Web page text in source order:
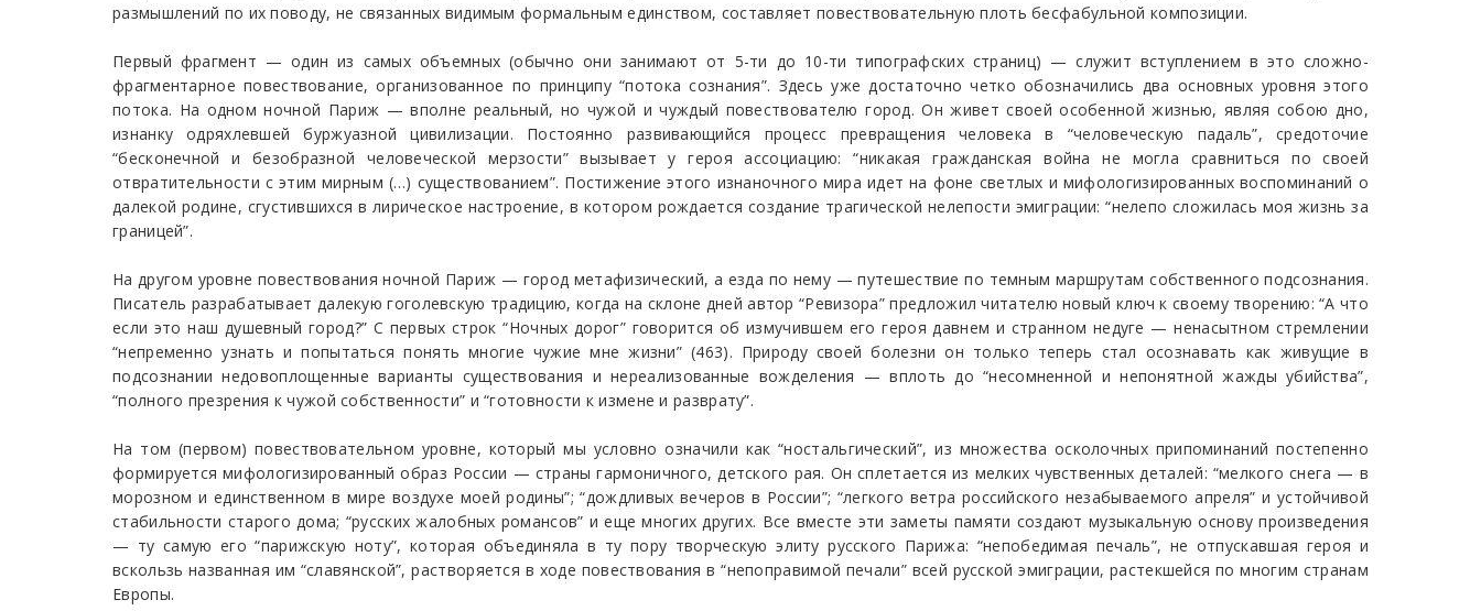
размышлений по их поводу, не связанных видимым формальным единством, составляет повествовательную плоть бесфабульной композиции.
Первый фрагмент — один из самых объемных (обычно они занимают от 5-ти до 10-ти типографских страниц) — служит вступлением в это сложно-
фрагментарное повествование, организованное по принципу “потока сознания”. Здесь уже достаточно четко обозначились два основных уровня этого
потока. На одном ночной Париж — вполне реальный, но чужой и чуждый повествователю город. Он живет своей особенной жизнью, являя собою дно,
изнанку одряхлевшей буржуазной цивилизации. Постоянно развивающийся процесс превращения человека в “человеческую падаль”, средоточие
“бесконечной и безобразной человеческой мерзости” вызывает у героя ассоциацию: “никакая гражданская война не могла сравниться по своей
отвратительности с этим мирным (…) существованием”. Постижение этого изнаночного мира идет на фоне светлых и мифологизированных воспоминаний о
далекой родине, сгустившихся в лирическое настроение, в котором рождается создание трагической нелепости эмиграции: “нелепо сложилась моя жизнь за
границей”.
На другом уровне повествования ночной Париж — город метафизический, а езда по нему — путешествие по темным маршрутам собственного подсознания.
Писатель разрабатывает далекую гоголевскую традицию, когда на склоне дней автор “Ревизора” предложил читателю новый ключ к своему творению: “А что
если это наш душевный город?” С первых строк “Ночных дорог” говорится об измучившем его героя давнем и странном недуге — ненасытном стремлении
“непременно узнать и попытаться понять многие чужие мне жизни” (463). Природу своей болезни он только теперь стал осознавать как живущие в
подсознании недовоплощенные варианты существования и нереализованные вожделения — вплоть до “несомненной и непонятной жажды убийства”,
“полного презрения к чужой собственности” и “готовности к измене и разврату”.
На том (первом) повествовательном уровне, который мы условно означили как “ностальгический”, из множества осколочных припоминаний постепенно
формируется мифологизированный образ России — страны гармоничного, детского рая. Он сплетается из мелких чувственных деталей: “мелкого снега — в
морозном и единственном в мире воздухе моей родины”; “дождливых вечеров в России”; “легкого ветра российского незабываемого апреля” и устойчивой
стабильности старого дома; “русских жалобных романсов” и еще многих других. Все вместе эти заметы памяти создают музыкальную основу произведения
— ту самую его “парижскую ноту”, которая объединяла в ту пору творческую элиту русского Парижа: “непобедимая печаль”, не отпускавшая героя и
вскользь названная им “славянской”, растворяется в ходе повествования в “непоправимой печали” всей русской эмиграции, растекшейся по многим странам
Европы.